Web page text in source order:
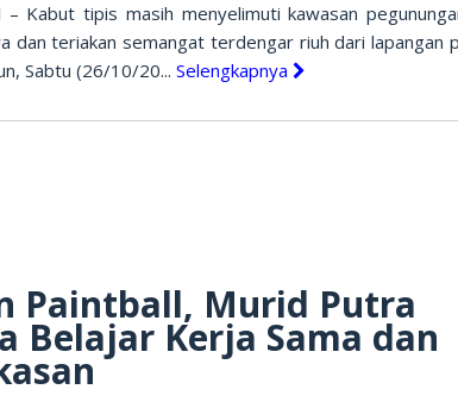
– Kabut tipis masih menyelimuti kawasan
dan teriakan semangat terdengar riuh dari lapangan
Sabtu (26/10/20...Selengkapnya
Paintball, Murid Putra
Belajar Kerja Sama dan